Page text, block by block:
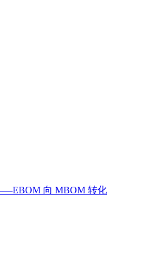
向 MBOM 转化